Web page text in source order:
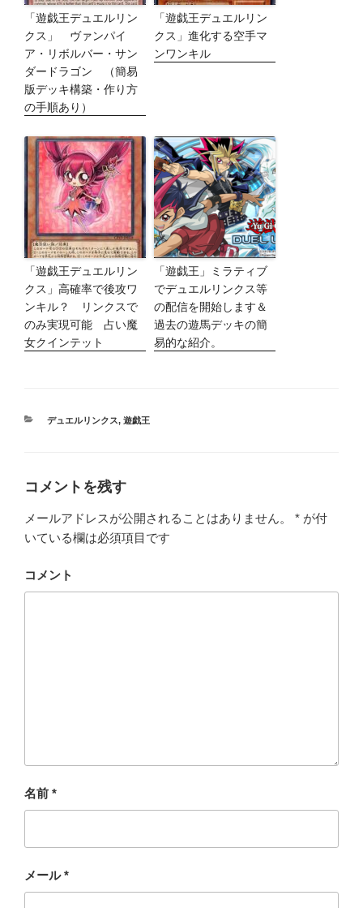
「遊戯王デュエルリン
クス」 ヴァンパイ
ア・リボルバー・サン
ダードラゴン （簡易
版デッキ構築・作り方
の手順あり）
「遊戯王デュエルリン
クス」進化する空手マ
ンワンキル
「遊戯王デュエルリン
クス」高確率で後攻ワ
ンキル？ リンクスで
のみ実現可能 占い魔
女クインテット
「遊戯王」ミラティブ
でデュエルリンクス等
の配信を開始します＆
過去の遊馬デッキの簡
易的な紹介。
カ
ー
デュエルリンクス, 遊戯王
コメントを残す
メールアドレスが公開されることはありません。 * が付
いている欄は必須項目です
コメント
名前 *
メール*